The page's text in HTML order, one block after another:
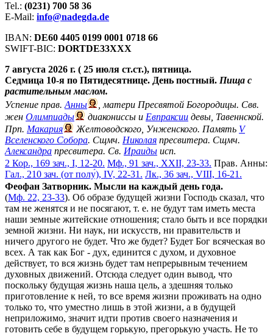
Tel.: (0231) 700 58 36
E-Mail: info@nadegda.de
IBAN: DE60 4405 0199 0001 0718 66
SWIFT-BIC: DORTDE33XXX
7 августа 2026 г. ( 25 июля ст.ст.), пятница.
Седмица 10-я по Пятидесятнице. День постный. Пища с
растительным маслом.
Успение прав. Анны
, матери Пресвятой Богородицы. Свв.
жен Олимпиады диакониссы и Евпраксии девы, Тавеннской.
Прп. Макария Желтоводского, Унженского. Память V
Вселенского Собора. Сщмч. Николая пресвитера. Сщмч.
Александра пресвитера. Св. Ираиды исп.
2 Кор., 169 зач., I, 12-20. Мф., 91 зач., XXII, 23-33. Прав. Анны:
Гал., 210 зач. (от полу́), IV, 22-31. Лк., 36 зач., VIII, 16-21.
Феофан Затворник. Мысли на каждый день года.
(Мф. 22, 23-33). Об образе будущей жизни Господь сказал, что
там не женятся и не посягают, т. е. не будут там иметь места
наши земные житейские отношения; стало быть и все порядки
земной жизни. Ни наук, ни искусств, ни правительств и
ничего другого не будет. Что же будет? Будет Бог всяческая во
всех. А так как Бог - дух, единится с духом, и духовное
действует, то вся жизнь будет там непрерывным течением
духовных движений. Отсюда следует один вывод, что
поскольку будущая жизнь наша цель, а здешняя только
приготовление к ней, то все время жизни проживать на одно
только то, что уместно лишь в этой жизни, а в будущей
неприложимо, значит идти против своего назначения и
готовить себе в будущем горькую, прегорькую участь. Не то